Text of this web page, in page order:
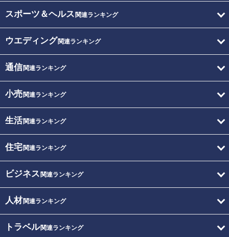
スポーツ＆ヘルス 関連ランキング
ウエディング関連ランキング
通信関連ランキング
小売関連ランキング
生活関連ランキング
住宅関連ランキング
ビジネス 関連ランキング
人材関連ランキング
トラベル関連ランキング